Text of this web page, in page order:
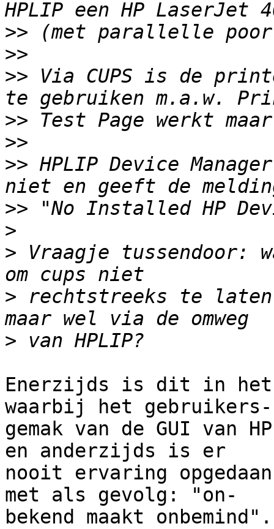
>>
>>
>> Via CUPS is de
>>
>>
>> HPLIP Device
>>
>
> Vraagje tussendoor:
> rechtstreeks te
>
Enerzijds is dit in het
waarbij het gebruikers-
gemak van de GUI van
en anderzijds is er
nooit ervaring
met als gevolg: "on-
bekend maakt onbemind".